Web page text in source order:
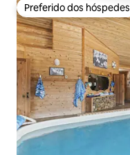
Preferido dos hóspedes
Preferido dos hóspedes